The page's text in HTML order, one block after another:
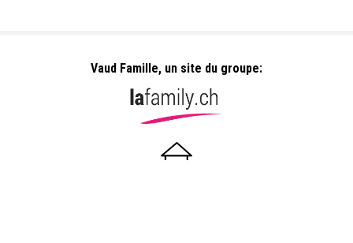
Vaud Famille, un site du groupe: